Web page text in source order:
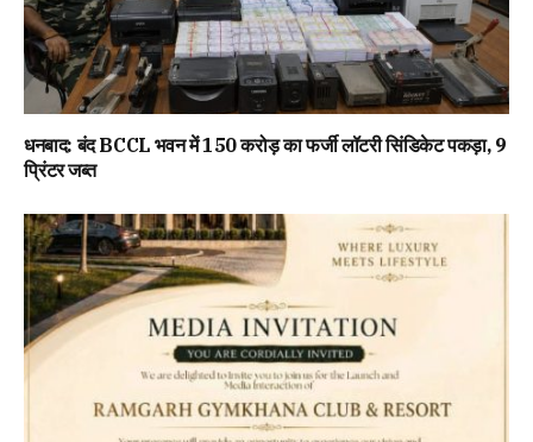
धनबाद: बंद BCCL भवन में 150 करोड़ का फर्जी लॉटरी सिंडिकेट पकड़ा, 9
प्रिंटर जब्त